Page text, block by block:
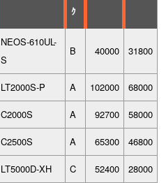
ｸ
NEOS-610UL-
S
B 40000 31800
LT2000S-P A 102000 68000
C2000S A 92700 58000
C2500S A 65300 46800
LT5000D-XH C 52400 28000